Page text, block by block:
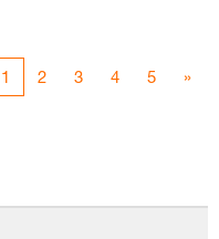
1 2 3 4 5 »